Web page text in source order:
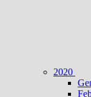
2020